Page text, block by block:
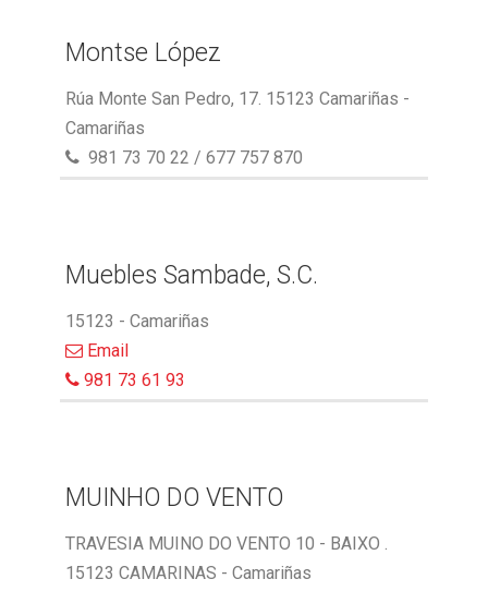
Montse López
Rúa Monte San Pedro, 17. 15123 Camariñas -
Camariñas
981 73 70 22 / 677 757 870
Muebles Sambade, S.C.
15123 - Camariñas
Email
981 73 61 93
MUINHO DO VENTO
TRAVESIA MUINO DO VENTO 10 - BAIXO .
15123 CAMARINAS - Camariñas